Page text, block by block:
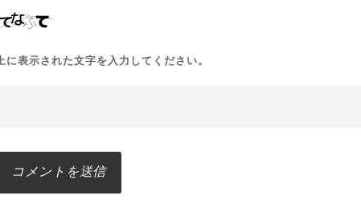
上に表示された文字を入力してください。